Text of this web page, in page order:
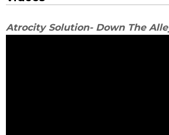
Atrocity Solution- Down The